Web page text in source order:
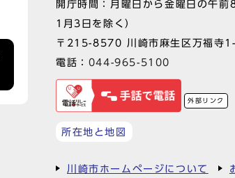
開庁時間：月曜日から金曜日の午
1月3日を除く）
〒215-8570 川崎市麻生区万福寺
電話： 044-965-5100
外部リンク
所在地と地図
川崎市ホームページについて